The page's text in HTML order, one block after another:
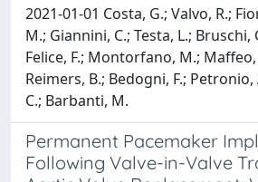
2021-01-01 Costa, G.; Valvo, R.;
M.; Giannini, C.; Testa, L.; Bruschi,
Felice, F.; Montorfano, M.; Maffeo,
Reimers, B.; Bedogni, F.;
C.; Barbanti, M.
Permanent Pacemaker
Following Valve-in-Valve